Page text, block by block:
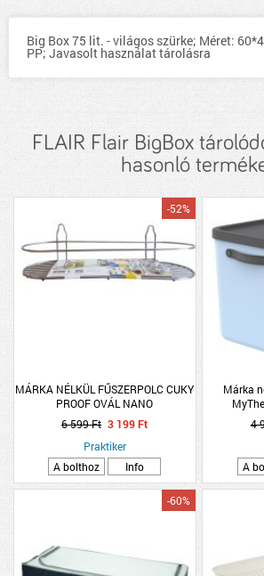
Big Box 75 lit. - világos szürke; Méret:
PP; Javasolt használat tárolásra
FLAIR Flair BigBox
hasonló
MÁRKA NÉLKÜL FŰSZERPOLC CUKY
PROOF OVÁL NANO
BEVONAT,KRÓMOZOTT ACÉL
38X13X15CM
-52%
6 599 Ft 3 199 Ft
Praktiker
A bolthoz
Info
Márka
4
A
-60%